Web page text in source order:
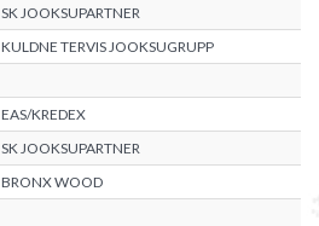
SK JOOKSUPARTNER
KULDNE TERVIS JOOKSUGRUPP
EAS/KREDEX
SK JOOKSUPARTNER
BRONX WOOD